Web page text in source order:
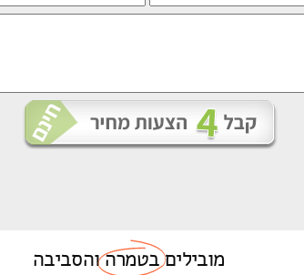
מוביליםבטמרהוהסביבה